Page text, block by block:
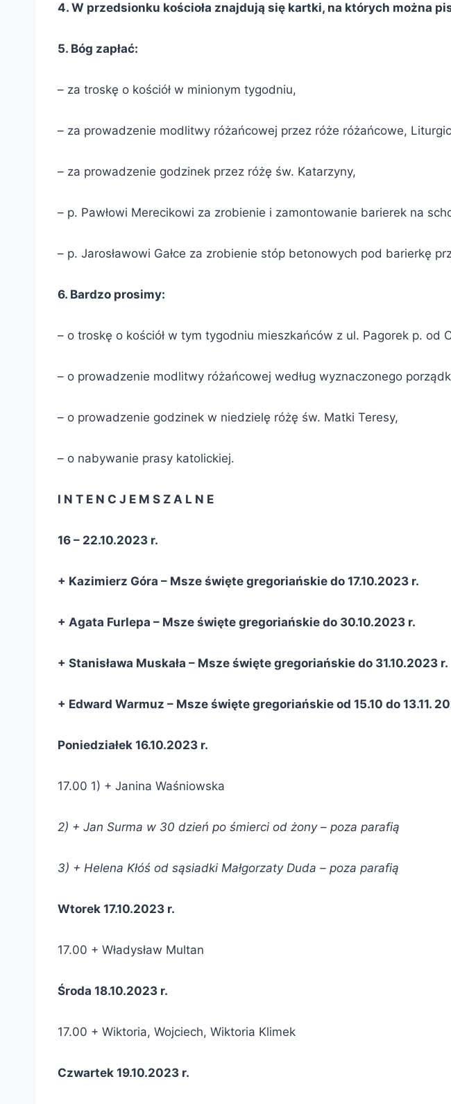
4. W przedsionku kościoła znajdują się kartki, na których można
5. Bóg zapłać:
– za troskę o kościół w minionym tygodniu,
– za prowadzenie modlitwy różańcowej przez róże różańcowe,
– za prowadzenie godzinek przez różę św. Katarzyny,
– p. Pawłowi Merecikowi za zrobienie i zamontowanie barierek na
– p. Jarosławowi Gałce za zrobienie stóp betonowych pod barierkę
6. Bardzo prosimy:
– o troskę o kościół w tym tygodniu mieszkańców z ul. Pagorek p. od
– o prowadzenie modlitwy różańcowej według wyznaczonego
– o prowadzenie godzinek w niedzielę różę św. Matki Teresy,
– o nabywanie prasy katolickiej.
I N T E N C J E M S Z A L N E
16 – 22.10.2023 r.
+ Kazimierz Góra – Msze święte gregoriańskie do 17.10.2023 r.
+ Agata Furlepa – Msze święte gregoriańskie do 30.10.2023 r.
+ Stanisława Muskała – Msze święte gregoriańskie do 31.10.2023 r.
+ Edward Warmuz – Msze święte gregoriańskie od 15.10 do 13.11.
Poniedziałek 16.10.2023 r.
17.00 1) + Janina Waśniowska
2) + Jan Surma w 30 dzień po śmierci od żony – poza parafią
3) + Helena Kłóś od sąsiadki Małgorzaty Duda – poza parafią
Wtorek 17.10.2023 r.
17.00 + Władysław Multan
Środa 18.10.2023 r.
17.00 + Wiktoria, Wojciech, Wiktoria Klimek
Czwartek 19.10.2023 r.